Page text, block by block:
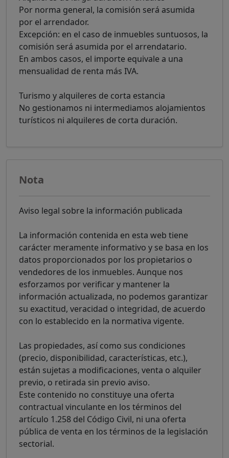
Por norma general, la comisión será asumida
por el arrendador.
Excepción: en el caso de inmuebles suntuosos, la
comisión será asumida por el arrendatario.
En ambos casos, el importe equivale a una
mensualidad de renta más IVA.
Turismo y alquileres de corta estancia
No gestionamos ni intermediamos alojamientos
turísticos ni alquileres de corta duración.
Nota
Aviso legal sobre la información publicada
La información contenida en esta web tiene
carácter meramente informativo y se basa en los
datos proporcionados por los propietarios o
vendedores de los inmuebles. Aunque nos
esforzamos por verificar y mantener la
información actualizada, no podemos garantizar
su exactitud, veracidad o integridad, de acuerdo
con lo establecido en la normativa vigente.
Las propiedades, así como sus condiciones
(precio, disponibilidad, características, etc.),
están sujetas a modificaciones, venta o alquiler
previo, o retirada sin previo aviso.
Este contenido no constituye una oferta
contractual vinculante en los términos del
artículo 1.258 del Código Civil, ni una oferta
pública de venta en los términos de la legislación
sectorial.